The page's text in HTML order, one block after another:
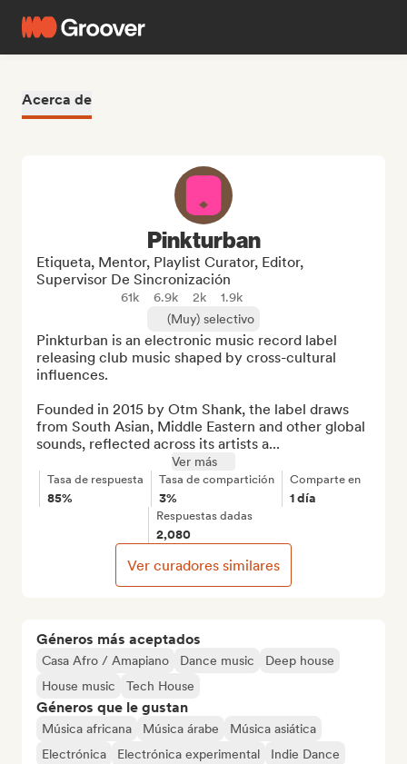
Acerca de
Géneros más aceptados
Casa Afro / Amapiano Dance music
Deep house
House music
Tech House
Géneros que le gustan
Música africana Música árabe
Música asiática
Electrónica
Electrónica experimental
Indie Dance
Pinkturban
Etiqueta, Mentor, Playlist Curator, Editor,
Supervisor De Sincronización
61k 6.9k 2k
1.9k
(Muy) selectivo
Pinkturban is an electronic music record label
releasing club music shaped by cross-cultural
influences.
Founded in 2015 by Otm Shank, the label draws
from South Asian, Middle Eastern and other global
sounds, reflected across its artists a...
Ver más
Tasa de respuesta
85%
Tasa de compartición
3%
Comparte en
1 día
Respuestas dadas
2,080
Ver curadores similares